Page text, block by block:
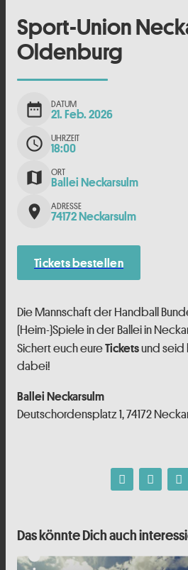
Sport-Union
Oldenburg
date_range DATUM
21. Feb. 2026
schedule UHRZEIT
18:00
map ORT
Ballei Neckarsulm
place ADRESSE
74172 Neckarsulm
Tickets bestellen
Die Mannschaft der Handball
(Heim-)Spiele in der Ballei in
Sichert euch eureTicketsund seid
dabei!
Ballei Neckarsulm
Deutschordensplatz 1, 74172
Das könnte Dich auch